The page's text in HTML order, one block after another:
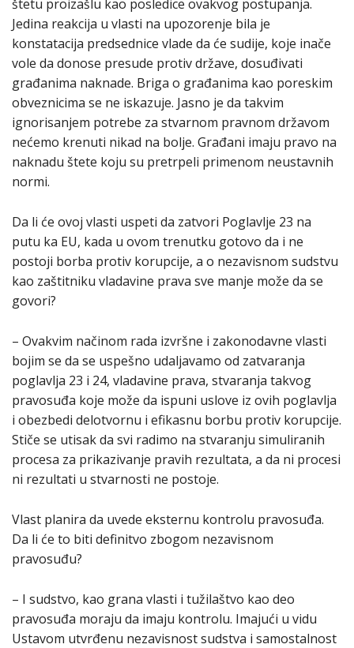
štetu proizašlu kao posledice ovakvog postupanja.
Jedina reakcija u vlasti na upozorenje bila je
konstatacija predsednice vlade da će sudije, koje inače
vole da donose presude protiv države, dosuđivati
građanima naknade. Briga o građanima kao poreskim
obveznicima se ne iskazuje. Jasno je da takvim
ignorisanjem potrebe za stvarnom pravnom državom
nećemo krenuti nikad na bolje. Građani imaju pravo na
naknadu štete koju su pretrpeli primenom neustavnih
normi.
Da li će ovoj vlasti uspeti da zatvori Poglavlje 23 na
putu ka EU, kada u ovom trenutku gotovo da i ne
postoji borba protiv korupcije, a o nezavisnom sudstvu
kao zaštitniku vladavine prava sve manje može da se
govori?
– Ovakvim načinom rada izvršne i zakonodavne vlasti
bojim se da se uspešno udaljavamo od zatvaranja
poglavlja 23 i 24, vladavine prava, stvaranja takvog
pravosuđa koje može da ispuni uslove iz ovih poglavlja
i obezbedi delotvornu i efikasnu borbu protiv korupcije.
Stiče se utisak da svi radimo na stvaranju simuliranih
procesa za prikazivanje pravih rezultata, a da ni procesi
ni rezultati u stvarnosti ne postoje.
Vlast planira da uvede eksternu kontrolu pravosuđa.
Da li će to biti definitvo zbogom nezavisnom
pravosuđu?
– I sudstvo, kao grana vlasti i tužilaštvo kao deo
pravosuđa moraju da imaju kontrolu. Imajući u vidu
Ustavom utvrđenu nezavisnost sudstva i samostalnost